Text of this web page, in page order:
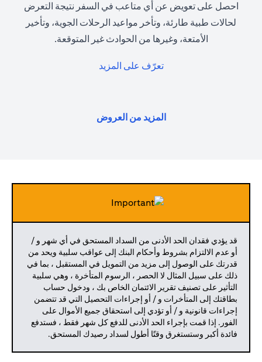
احصل على تعويض عن أي متاعب في السفر نتيجة التعرض
لحالات طبية طارئة، وتأخر مواعيد الرحلات الجوية، وتأخير
الأمتعة، وغيرها من الحوادث غير المتوقعة.
تعرّف على المزيد
المزيد من العروض
قد يؤدي فقدان الحد الأدنى من السداد المستحق في أي شهر و /
أو عدم الالتزام بشروط وأحكام البنك إلى عواقب سلبية ويحد من
قدرتك على الوصول إلى مزيد من التمويل في المستقبل ، بما في
ذلك على سبيل المثال لا الحصر ، الرسوم المتأخرة ، وهي سلبية
التأثير على تصنيف تقرير الائتمان الخاص بك ، ودخول حساب
بطاقتك إلى المتأخرات و / أو إجراءات التحصيل التي قد تتضمن
إجراءات قانونية و / أو تؤدي إلى استحقاق جميع الأموال على
الفور. إذا قمت بإجراء الحد الأدنى للدفع كل شهر فقط ، فستدفع
فائدة أكبر وستستغرق وقتًا أطول لسداد رصيدك المستحق.